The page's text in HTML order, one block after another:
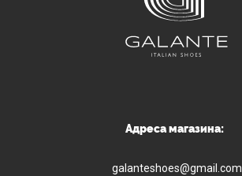
Адреса магазина:
galanteshoes@gmail.com